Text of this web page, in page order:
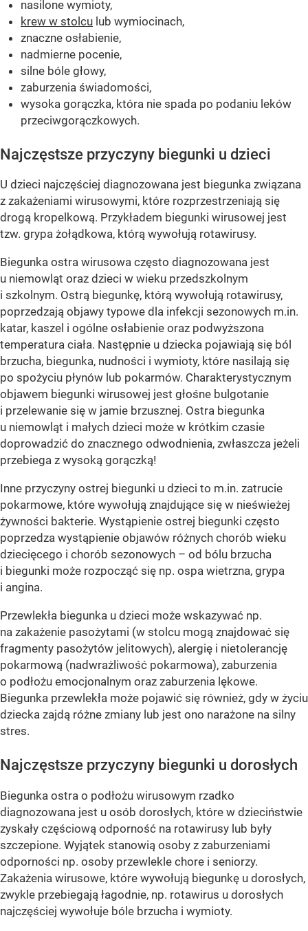
nasilone wymioty,
krew w stolcu lub wymiocinach,
znaczne osłabienie,
nadmierne pocenie,
silne bóle głowy,
zaburzenia świadomości,
wysoka gorączka, która nie spada po podaniu leków
przeciwgorączkowych.
Najczęstsze przyczyny biegunki u dzieci
U dzieci najczęściej diagnozowana jest biegunka związana
z zakażeniami wirusowymi, które rozprzestrzeniają się
drogą kropelkową. Przykładem biegunki wirusowej jest
tzw. grypa żołądkowa, którą wywołują rotawirusy.
Biegunka ostra wirusowa często diagnozowana jest
u niemowląt oraz dzieci w wieku przedszkolnym
i szkolnym. Ostrą biegunkę, którą wywołują rotawirusy,
poprzedzają objawy typowe dla infekcji sezonowych m.in.
katar, kaszel i ogólne osłabienie oraz podwyższona
temperatura ciała. Następnie u dziecka pojawiają się ból
brzucha, biegunka, nudności i wymioty, które nasilają się
po spożyciu płynów lub pokarmów. Charakterystycznym
objawem biegunki wirusowej jest głośne bulgotanie
i przelewanie się w jamie brzusznej. Ostra biegunka
u niemowląt i małych dzieci może w krótkim czasie
doprowadzić do znacznego odwodnienia, zwłaszcza jeżeli
przebiega z wysoką gorączką!
Inne przyczyny ostrej biegunki u dzieci to m.in. zatrucie
pokarmowe, które wywołują znajdujące się w nieświeżej
żywności bakterie. Wystąpienie ostrej biegunki często
poprzedza wystąpienie objawów różnych chorób wieku
dziecięcego i chorób sezonowych – od bólu brzucha
i biegunki może rozpocząć się np. ospa wietrzna, grypa
i angina.
Przewlekła biegunka u dzieci może wskazywać np.
na zakażenie pasożytami (w stolcu mogą znajdować się
fragmenty pasożytów jelitowych), alergię i nietolerancję
pokarmową (nadwrażliwość pokarmowa), zaburzenia
o podłożu emocjonalnym oraz zaburzenia lękowe.
Biegunka przewlekła może pojawić się również, gdy w życiu
dziecka zajdą różne zmiany lub jest ono narażone na silny
stres.
Najczęstsze przyczyny biegunki u dorosłych
Biegunka ostra o podłożu wirusowym rzadko
diagnozowana jest u osób dorosłych, które w dzieciństwie
zyskały częściową odporność na rotawirusy lub były
szczepione. Wyjątek stanowią osoby z zaburzeniami
odporności np. osoby przewlekle chore i seniorzy.
Zakażenia wirusowe, które wywołują biegunkę u dorosłych,
zwykle przebiegają łagodnie, np. rotawirus u dorosłych
najczęściej wywołuje bóle brzucha i wymioty.